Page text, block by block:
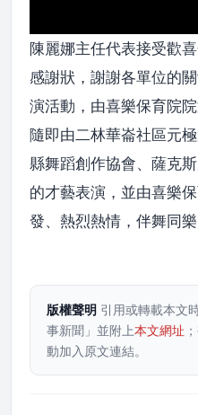
陳麗娜主任代表接受歡
感謝狀，謝謝各單位的
演活動，由喜樂保育院
隨即由二林華崙社區元
縣舞蹈創作協會、薩克
的才藝表演，並由喜樂
發、熱烈熱情，伴舞同樂
版權聲明 引用或轉載本文
事新聞」並附上本文網址
動加入原文連結。